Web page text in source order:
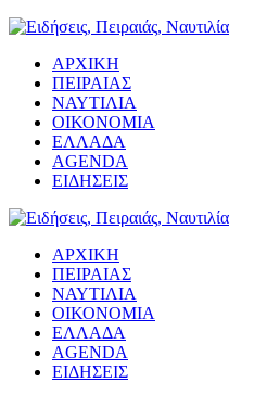
ΑΡΧΙΚΗ
ΠΕΙΡΑΙΑΣ
ΝΑΥΤΙΛΙΑ
ΟΙΚΟΝΟΜΙΑ
ΕΛΛΑΔΑ
AGENDA
ΕΙΔΗΣΕΙΣ
ΑΡΧΙΚΗ
ΠΕΙΡΑΙΑΣ
ΝΑΥΤΙΛΙΑ
ΟΙΚΟΝΟΜΙΑ
ΕΛΛΑΔΑ
AGENDA
ΕΙΔΗΣΕΙΣ